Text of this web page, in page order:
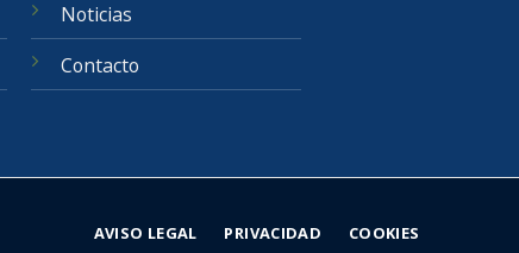
Noticias
Contacto
AVISO LEGAL PRIVACIDAD COOKIES